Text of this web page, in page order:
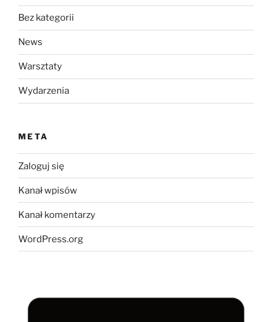
Bez kategorii
News
Warsztaty
Wydarzenia
META
Zaloguj się
Kanał wpisów
Kanał komentarzy
WordPress.org